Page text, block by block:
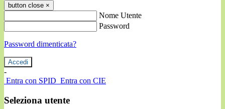
button close ×
Nome Utente
Password
Password dimenticata?
-
Entra con SPID Entra con CIE
Seleziona utente